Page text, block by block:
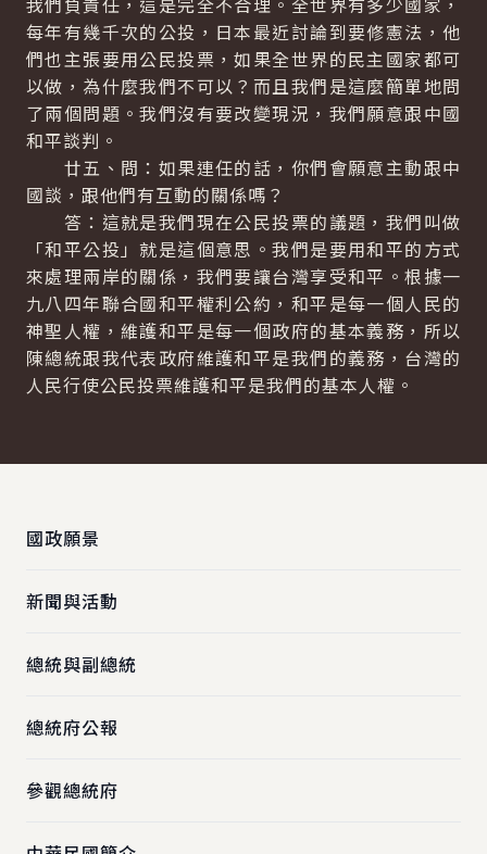
每年有幾千次的公投，日本最近討論到要修憲法，他
們也主張要用公民投票，如果全世界的民主國家都可
以做，為什麼我們不可以？而且我們是這麼簡單地問
了兩個問題。我們沒有要改變現況，我們願意跟中國
和平談判。
廿五、問：如果連任的話，你們會願意主動跟中
國談，跟他們有互動的關係嗎？
答：這就是我們現在公民投票的議題，我們叫做
「和平公投」就是這個意思。我們是要用和平的方式
來處理兩岸的關係，我們要讓台灣享受和平。根據一
九八四年聯合國和平權利公約，和平是每一個人民的
神聖人權，維護和平是每一個政府的基本義務，所以
陳總統跟我代表政府維護和平是我們的義務，台灣的
人民行使公民投票維護和平是我們的基本人權。
國政願景
新聞與活動
總統與副總統
總統府公報
參觀總統府